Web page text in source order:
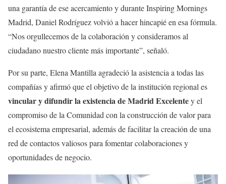
una garantía de ese acercamiento y durante Inspiring Mornings
Madrid, Daniel Rodríguez volvió a hacer hincapié en esa fórmula.
“Nos orgullecemos de la colaboración y consideramos al
ciudadano nuestro cliente más importante”, señaló.
Por su parte, Elena Mantilla agradeció la asistencia a todas las
compañías y afirmó que el objetivo de la institución regional es
vincular y difundir la existencia de Madrid Excelentey el
compromiso de la Comunidad con la construcción de valor para
el ecosistema empresarial, además de facilitar la creación de una
red de contactos valiosos para fomentar colaboraciones y
oportunidades de negocio.